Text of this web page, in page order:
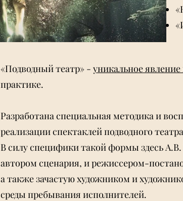
«Подводный театр» - уникальное явление
практике.
Разработана специальная методика и
реализации спектаклей подводного
В силу специфики такой формы здесь
автором сценария, и режиссером-
а также зачастую художником и
среды пребывания исполнителей.